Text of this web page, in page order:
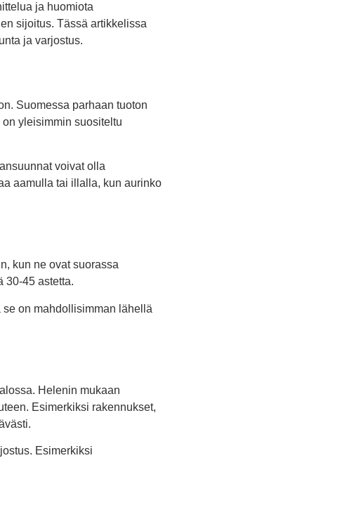
ja huomiota
sijoitus. Tässä artikkelissa
ja varjostus.
Suomessa parhaan tuoton
yleisimmin suositeltu
voivat olla
aamulla tai illalla, kun aurinko
kun ne ovat suorassa
30-45 astetta.
on mahdollisimman lähellä
Helenin mukaan
Esimerkiksi rakennukset,
Esimerkiksi